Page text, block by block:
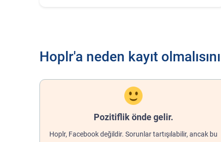
Hoplr'a neden kayıt
Pozitiflik önde gelir.
Hoplr, Facebook değildir. Sorunlar tartışılabilir, ancak bu